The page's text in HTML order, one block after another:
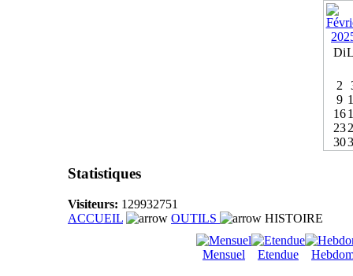
Di
2
9
16
23
30
Statistiques
Visiteurs: 129932751
ACCUEIL
OUTILS HISTOIRE
Mensuel Etendue